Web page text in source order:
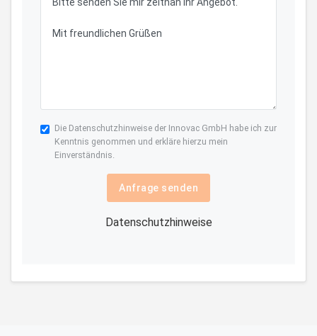
Die Datenschutzhinweise der Innovac GmbH habe ich zur
Kenntnis genommen und erkläre hierzu mein
Einverständnis.
Anfrage senden
Datenschutzhinweise